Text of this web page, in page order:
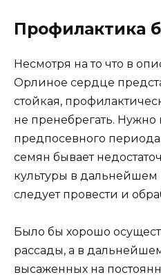
Профилактика
Несмотря на то что в
Орлиное сердце
стойкая,
не пренебрегать. Нужно
предпосевного
семян бывает
культуры в дальнейшем
следует провести и
Было бы хорошо
рассады, а в
высаженных на